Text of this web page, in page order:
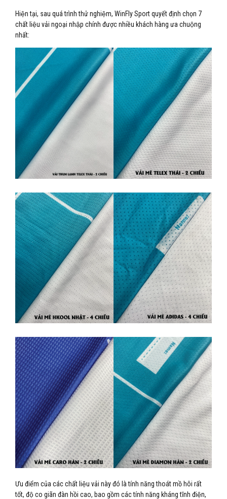
Hiện tại, sau quá trình thử nghiệm, WinFly Sport quyết định chọn 7
chất liệu vải ngoại nhập chính được nhiều khách hàng ưa chuộng
nhất:
Ưu điểm của các chất liệu vải này đó là tính năng thoát mồ hôi rất
tốt, độ co giãn đàn hồi cao, bao gồm các tính năng kháng tĩnh điện,